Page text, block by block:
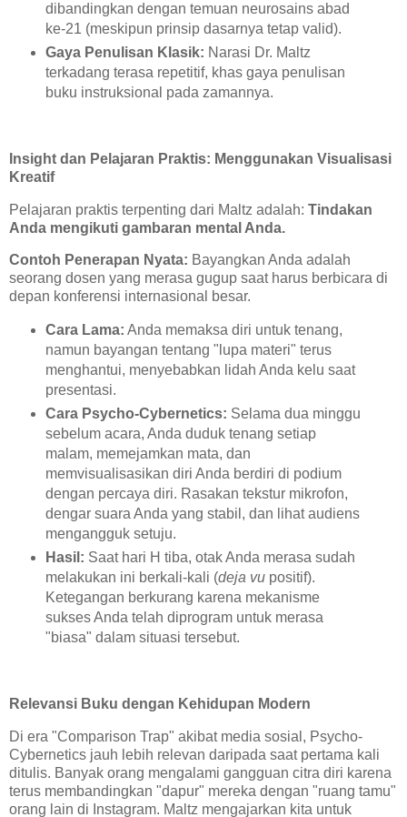
dibandingkan dengan temuan neurosains abad
ke-21 (meskipun prinsip dasarnya tetap valid).
Gaya Penulisan Klasik: Narasi Dr. Maltz
terkadang terasa repetitif, khas gaya penulisan
buku instruksional pada zamannya.
Insight dan Pelajaran Praktis: Menggunakan Visualisasi
Kreatif
Pelajaran praktis terpenting dari Maltz adalah: Tindakan
Anda mengikuti gambaran mental Anda.
Contoh Penerapan Nyata: Bayangkan Anda adalah
seorang dosen yang merasa gugup saat harus berbicara di
depan konferensi internasional besar.
Cara Lama: Anda memaksa diri untuk tenang,
namun bayangan tentang "lupa materi" terus
menghantui, menyebabkan lidah Anda kelu saat
presentasi.
Cara Psycho-Cybernetics: Selama dua minggu
sebelum acara, Anda duduk tenang setiap
malam, memejamkan mata, dan
memvisualisasikan diri Anda berdiri di podium
dengan percaya diri. Rasakan tekstur mikrofon,
dengar suara Anda yang stabil, dan lihat audiens
mengangguk setuju.
Hasil: Saat hari H tiba, otak Anda merasa sudah
melakukan ini berkali-kali (deja vupositif).
Ketegangan berkurang karena mekanisme
sukses Anda telah diprogram untuk merasa
"biasa" dalam situasi tersebut.
Relevansi Buku dengan Kehidupan Modern
Di era "Comparison Trap" akibat media sosial, Psycho-
Cybernetics jauh lebih relevan daripada saat pertama kali
ditulis. Banyak orang mengalami gangguan citra diri karena
terus membandingkan "dapur" mereka dengan "ruang tamu"
orang lain di Instagram. Maltz mengajarkan kita untuk